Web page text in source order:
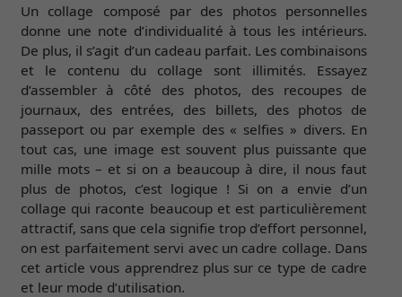
Un collage composé par des photos personnelles
donne une note d’individualité à tous les intérieurs.
De plus, il s’agit d’un cadeau parfait. Les combinaisons
et le contenu du collage sont illimités. Essayez
d’assembler à côté des photos, des recoupes de
journaux, des entrées, des billets, des photos de
passeport ou par exemple des « selfies » divers. En
tout cas, une image est souvent plus puissante que
mille mots – et si on a beaucoup à dire, il nous faut
plus de photos, c’est logique ! Si on a envie d’un
collage qui raconte beaucoup et est particulièrement
attractif, sans que cela signifie trop d’effort personnel,
on est parfaitement servi avec un cadre collage. Dans
cet article vous apprendrez plus sur ce type de cadre
et leur mode d’utilisation.